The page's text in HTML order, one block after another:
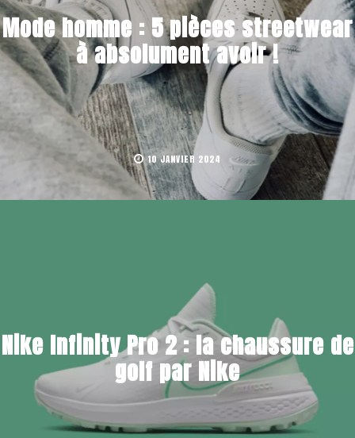
Mode homme : 5 pièces streetwear
à absolument avoir !
10 JANVIER 2024
Nike Infinity Pro 2 : la chaussure de
golf par Nike